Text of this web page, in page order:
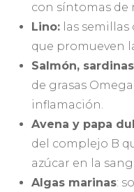
con síntomas de
Lino: las
que promueven
Salmón,
de grasas
inflamación.
Avena y papa
del complejo B
azúcar en la
Algas marinas: